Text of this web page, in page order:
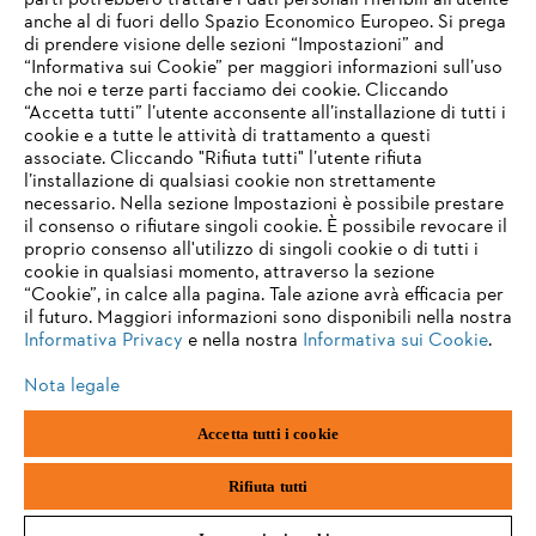
ANDREAS STIHL AG & Co. KG ©2023
anche al di fuori dello Spazio Economico Europeo. Si prega
di prendere visione delle sezioni “Impostazioni” and
“Informativa sui Cookie” per maggiori informazioni sull’uso
che noi e terze parti facciamo dei cookie. Cliccando
“Accetta tutti” l’utente acconsente all’installazione di tutti i
cookie e a tutte le attività di trattamento a questi
associate. Cliccando "Rifiuta tutti" l’utente rifiuta
l’installazione di qualsiasi cookie non strettamente
necessario. Nella sezione Impostazioni è possibile prestare
il consenso o rifiutare singoli cookie. È possibile revocare il
proprio consenso all'utilizzo di singoli cookie o di tutti i
cookie in qualsiasi momento, attraverso la sezione
“Cookie”, in calce alla pagina. Tale azione avrà efficacia per
il futuro. Maggiori informazioni sono disponibili nella nostra
Informativa Privacy e nella nostra Informativa sui Cookie.
Nota legale
Accetta tutti i cookie
Rifiuta tutti